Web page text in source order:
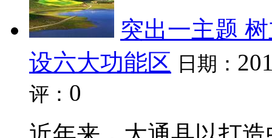
突出一主题
设六大功能区 日期：
评： 0